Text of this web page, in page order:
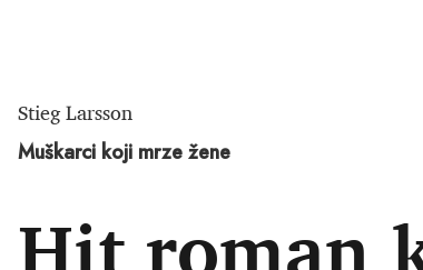
Stieg Larsson
Muškarci koji mrze žene